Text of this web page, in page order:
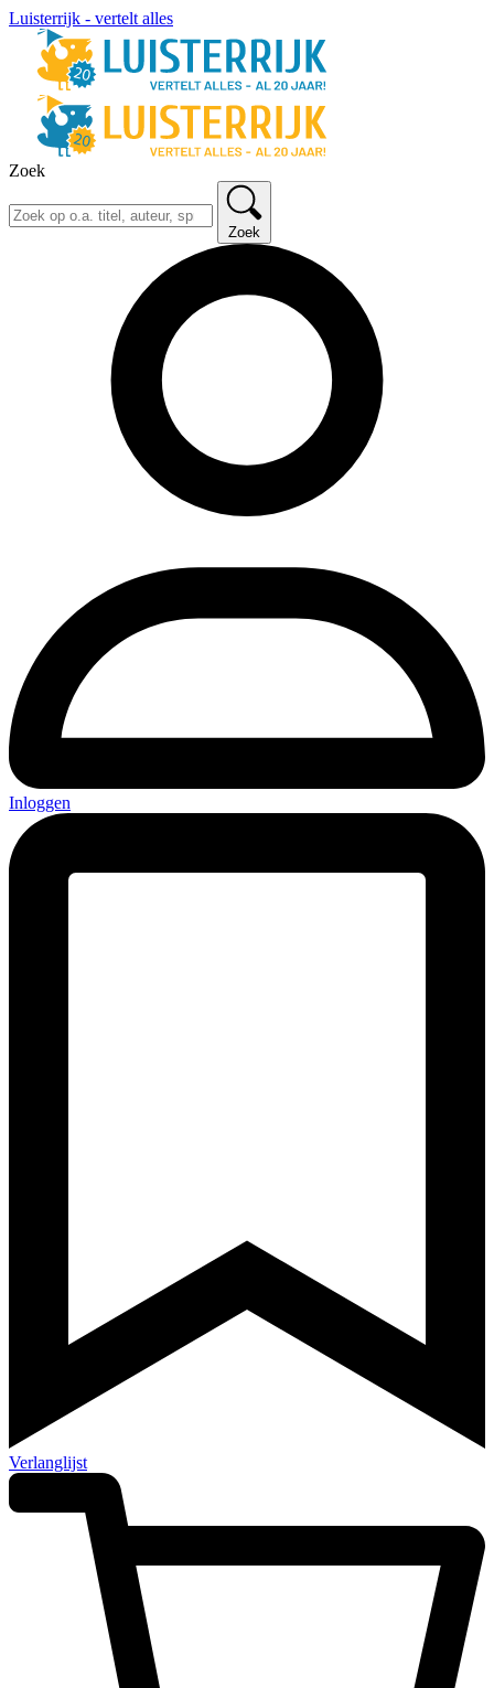
Luisterrijk - vertelt alles
Zoek
Zoek
Inloggen
Verlanglijst